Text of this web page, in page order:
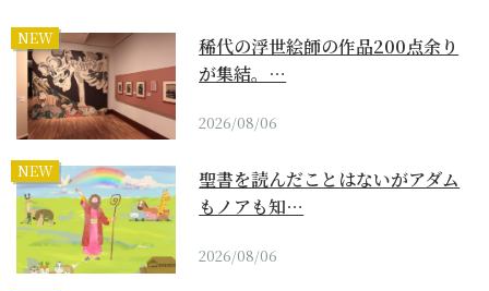
NEW
稀代の浮世絵師の作品200点余り
が集結。…
2026/08/06
NEW
聖書を読んだことはないがアダム
もノアも知…
2026/08/06